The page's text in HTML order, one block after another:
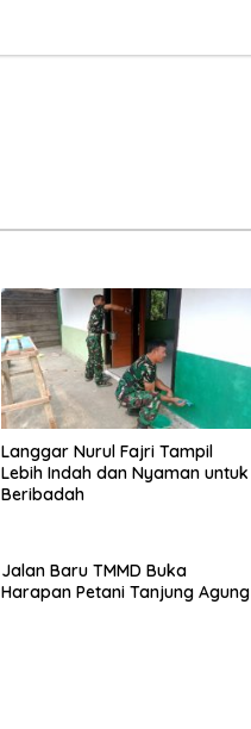
Langgar Nurul Fajri Tampil
Lebih Indah dan Nyaman untuk
Beribadah
Jalan Baru TMMD Buka
Harapan Petani Tanjung Agung